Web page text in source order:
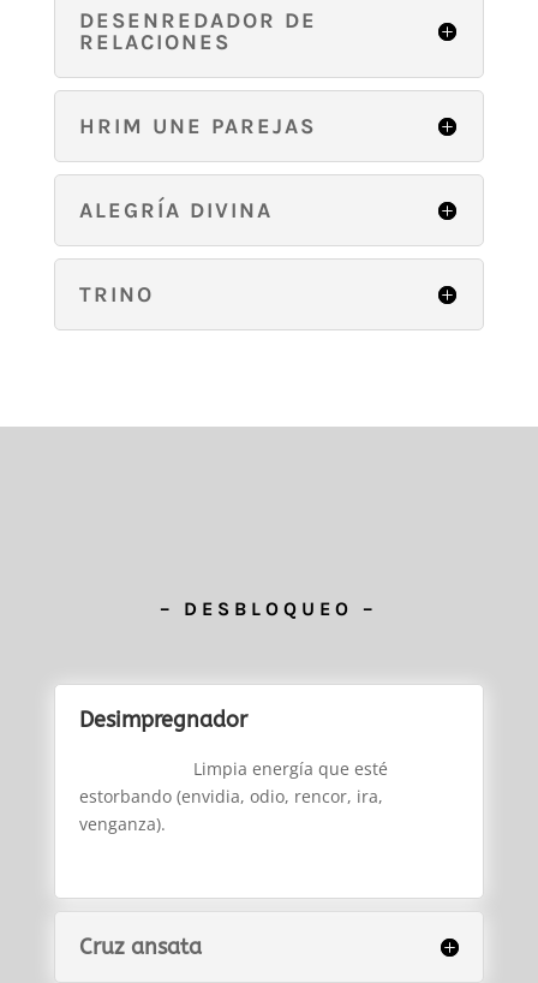
DESENREDADOR DE
RELACIONES
HRIM UNE PAREJAS
ALEGRÍA DIVINA
TRINO
– DESBLOQUEO –
Desimpregnador
Limpia energía que esté
estorbando (envidia, odio, rencor, ira,
venganza).
Cruz ansata